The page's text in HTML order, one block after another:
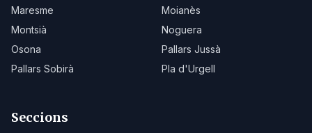
Maresme
Moianès
Montsià
Noguera
Osona
Pallars Jussà
Pallars Sobirà
Pla d'Urgell
Seccions